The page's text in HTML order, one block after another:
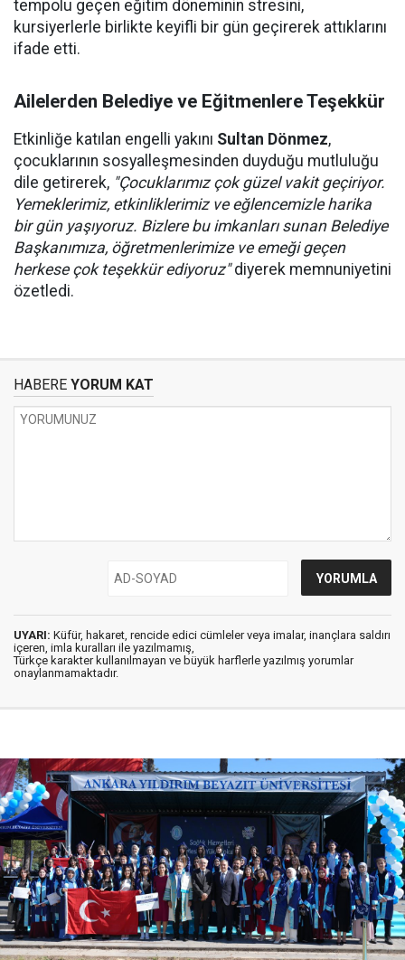
tempolu geçen eğitim döneminin stresini,
kursiyerlerle birlikte keyifli bir gün geçirerek attıklarını
ifade etti.
Ailelerden Belediye ve Eğitmenlere Teşekkür
Etkinliğe katılan engelli yakını Sultan Dönmez,
çocuklarının sosyalleşmesinden duyduğu mutluluğu
dile getirerek, "Çocuklarımız çok güzel vakit geçiriyor.
Yemeklerimiz, etkinliklerimiz ve eğlencemizle harika
bir gün yaşıyoruz. Bizlere bu imkanları sunan Belediye
Başkanımıza, öğretmenlerimize ve emeği geçen
herkese çok teşekkür ediyoruz"diyerek memnuniyetini
özetledi.
HABERE YORUM KAT
UYARI: Küfür, hakaret, rencide edici cümleler veya imalar, inançlara saldırı
içeren, imla kuralları ile yazılmamış,
Türkçe karakter kullanılmayan ve büyük harflerle yazılmış yorumlar
onaylanmamaktadır.